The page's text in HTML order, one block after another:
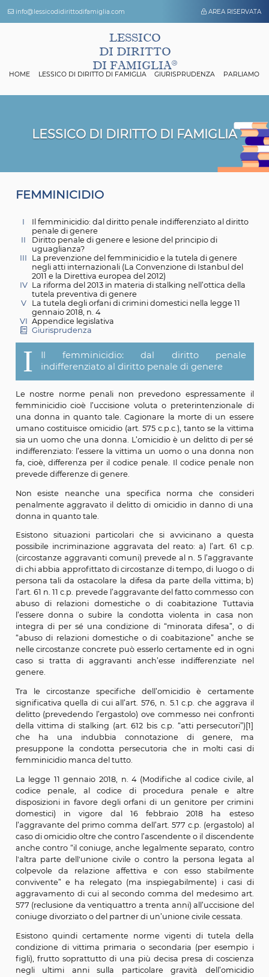
info@lessicodidirittodifamiglia.com AREA
LESSICO
DI DIRITTO
DI FAMIGLIA
LESSICO DI DIRITTO DI
F EMMINICIDIO
I
Il femminicidio: dal diritto penale indifferenziato al
penale di genere
II Diritto penale di genere e lesione del principio di
uguaglianza?
III
La prevenzione del femminicidio e la tutela di
negli atti internazionali (La Convenzione di
2011 e la Direttiva europea del 2012)
IV La riforma del 2013 in materia di stalking nell’ottica
tutela preventiva di genere
V
La tutela degli orfani di crimini domestici nella
gennaio 2018, n. 4
I
Il femminicidio: dal diritto
indifferenziato al diritto penale di genere
Le nostre norme penali non prevedono
femminicidio cioè l’uccisione voluta o
una donna in quanto tale. Cagionare la morte di un
umano costituisce omicidio (art. 575 c.p.c.), tanto se la
sia un uomo che una donna. L’omicidio è un delitto di
indifferenziato: l’essere la vittima un uomo o una
fa, cioè, differenza per il codice penale. Il codice
prevede differenze di genere.
Non esiste neanche una specifica norma che
penalmente aggravato il delitto di omicidio in danno
donna in quanto tale.
Esistono situazioni particolari che si avvicinano a
possibile incriminazione aggravata del reato: a) l’art.
(circostanze aggravanti comuni) prevede al n. 5
di chi abbia approfittato di circostanze di tempo, di
l’art. 61 n. 11 c.p. prevede l’aggravante del fatto
abuso di relazioni domestiche o di coabitazione
l’essere donna o subire la condotta violenta in
integra di per sé una condizione di “minorata
“abuso di relazioni domestiche o di coabitazione”
nelle circostanze concrete può esserlo certamente ed
caso si tratta di aggravanti anch’esse
genere.
Tra le circostanze specifiche dell’omicidio è
significativa quella di cui all’art. 576, n. 5.1 c.p. che
delitto (prevedendo l’ergastolo) ove commesso nei
della vittima di stalking (art. 612 bis c.p. “atti
che ha una indubbia connotazione di
presuppone la condotta persecutoria che in molti
femminicidio manca del tutto.
La legge 11 gennaio 2018, n. 4 (Modifiche al codice
codice penale, al codice di procedura penale
disposizioni in favore degli orfani di un genitore per
domestici) in vigore dal 16 febbraio 2018 ha
l’aggravante del primo comma dell’art. 577 c.p.